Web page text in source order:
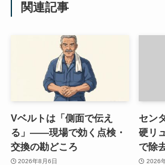
関連記事
Vベルトは「側面で伝え
る」——現場で効く点検・
交換の勘どころ
2026年8月6日
セン
硬リ
で除
2026